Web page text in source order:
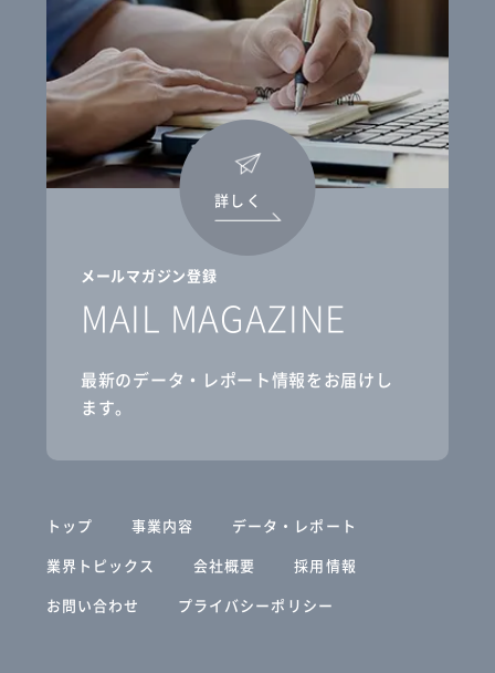
メールマガジン登録
MAIL MAGAZINE
最新のデータ・レポート情報をお届けし
ます。
詳しく
トップ 事業内容
データ・レポート
業界トピックス
会社概要
採用情報
お問い合わせ
プライバシーポリシー